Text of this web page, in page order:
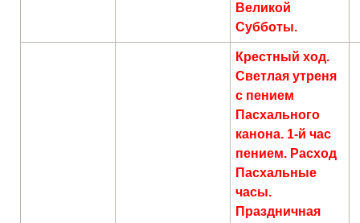
Великой
Субботы.
Крестный ход.
Светлая утреня
с пением
Пасхального
канона. 1-й час
пением. Расход
Пасхальные
часы.
Праздничная